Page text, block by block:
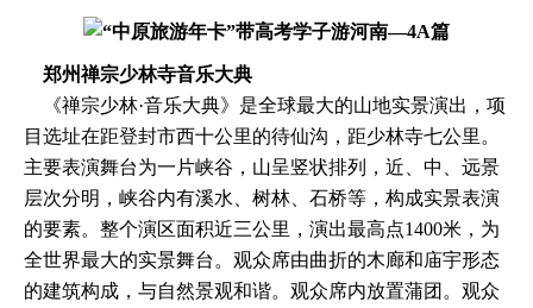
郑州禅宗少林寺音乐大典
《禅宗少林·音乐大典》是全球最大的山地实景演出，项
目选址在距登封市西十公里的待仙沟，距少林寺七公里。
主要表演舞台为一片峡谷，山呈竖状排列，近、中、远景
层次分明，峡谷内有溪水、树林、石桥等，构成实景表演
的要素。整个演区面积近三公里，演出最高点1400米，为
全世界最大的实景舞台。观众席由曲折的木廊和庙宇形态
的建筑构成，与自然景观和谐。观众席内放置蒲团。观众